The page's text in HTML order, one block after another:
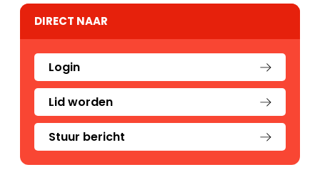
DIRECT NAAR
Login
Lid worden
Stuur bericht